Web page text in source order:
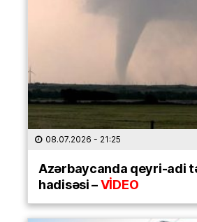
08.07.2026 - 21:25
Azərbaycanda qeyri-adi
hadisəsi –VİDEO